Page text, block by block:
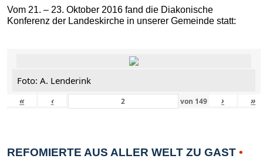
Vom 21. – 23. Oktober 2016 fand die Diakonische
Konferenz der Landeskirche in unserer Gemeinde statt:
Foto: A. Lenderink
«
‹ von 149 › »
REFOMIERTE AUS ALLER WELT ZU GAST •